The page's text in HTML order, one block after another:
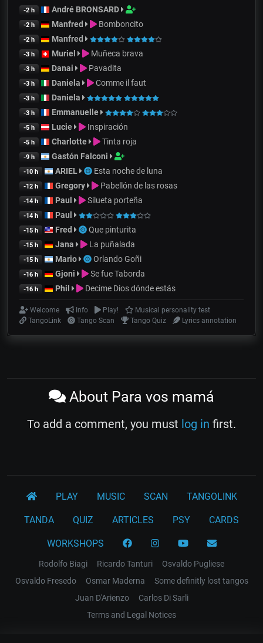
-2 h André BRONSARD
-2 h Manfred Bomboncito
-2 h Manfred
-3 h Muriel Muñeca brava
-3 h Danai Pavadita
-3 h Daniela Comme il faut
-3 h Daniela
-3 h Emmanuelle
-5 h Lucie Inspiración
-5 h Charlotte Tinta roja
-9 h Gastón Falconi
-10 h ARIEL Esta noche de luna
-12 h Gregory Pabellón de las rosas
-14 h Paul Silueta porteña
-14 h Paul
-15 h Fred Que pinturita
-15 h Jana La puñalada
-15 h Mario Orlando Goñi
-16 h Gjoni Se fue Taborda
-16 h Phil Decime Dios dónde estás
Welcome Info Play!
Musical personality test
TangoLink
Tango Scan Tango Quiz Lyrics annotation
About Para vos mamá
To add a comment, you must log in first.
PLAY MUSIC SCAN TANGOLINK
TANDA QUIZ ARTICLES PSY CARDS
WORKSHOPS
Rodolfo Biagi Ricardo Tanturi
Osvaldo Pugliese
Osvaldo Fresedo
Osmar Maderna
Some definitly lost tangos
Juan D'Arienzo
Carlos Di Sarli
Terms and Legal Notices